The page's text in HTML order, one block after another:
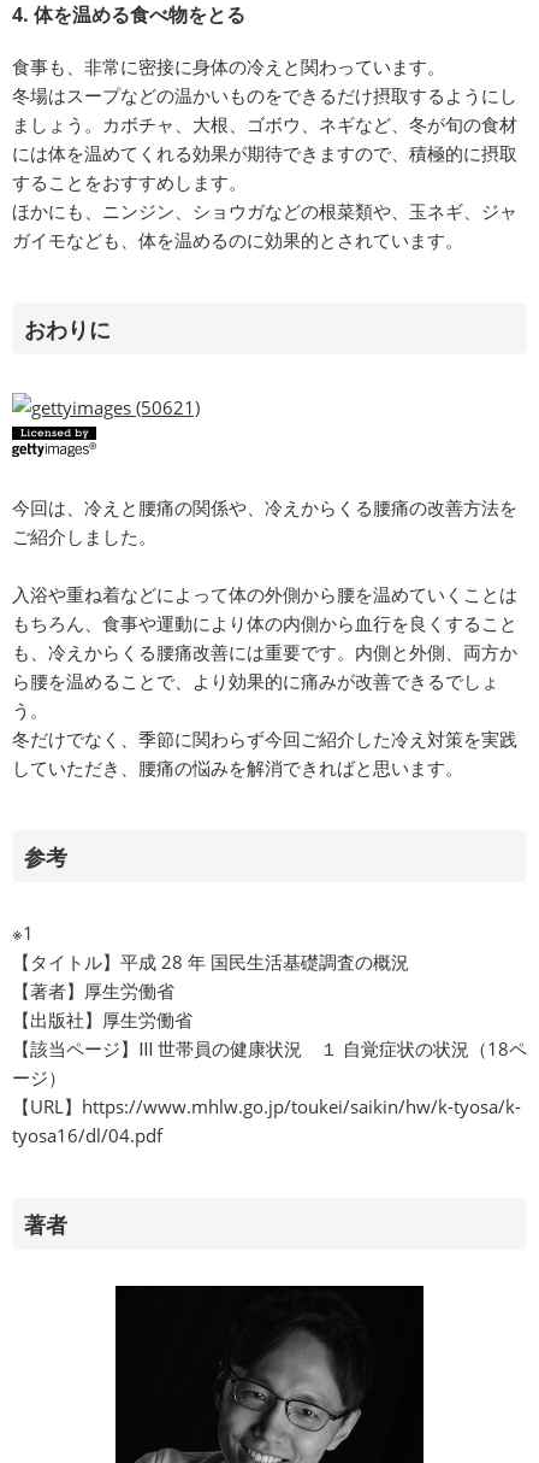
4. 体を温める食べ物をとる
食事も、非常に密接に身体の冷えと関わっています。
冬場はスープなどの温かいものをできるだけ摂取するようにし
ましょう。カボチャ、大根、ゴボウ、ネギなど、冬が旬の食材
には体を温めてくれる効果が期待できますので、積極的に摂取
することをおすすめします。
ほかにも、ニンジン、ショウガなどの根菜類や、玉ネギ、ジャ
ガイモなども、体を温めるのに効果的とされています。
おわりに
今回は、冷えと腰痛の関係や、冷えからくる腰痛の改善方法を
ご紹介しました。
入浴や重ね着などによって体の外側から腰を温めていくことは
もちろん、食事や運動により体の内側から血行を良くすること
も、冷えからくる腰痛改善には重要です。内側と外側、両方か
ら腰を温めることで、より効果的に痛みが改善できるでしょ
う。
冬だけでなく、季節に関わらず今回ご紹介した冷え対策を実践
していただき、腰痛の悩みを解消できればと思います。
参考
※1
【タイトル】平成 28 年 国民生活基礎調査の概況
【著者】厚生労働省
【出版社】厚生労働省
【該当ページ】Ⅲ 世帯員の健康状況 １ 自覚症状の状況（18ペ
ージ）
【URL】 https://www.mhlw.go.jp/toukei/saikin/hw/k-tyosa/k-
tyosa16/dl/04.pdf
著者